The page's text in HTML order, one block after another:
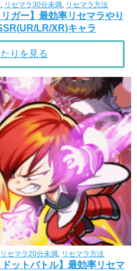
, リセマラ30分未満, リセマラ方法
ガー】最効率リセマラやり
LR/XR)キャラ
りを見る
リセマラ20分未満, リセマラ方法
ットバトル】最効率リセマ